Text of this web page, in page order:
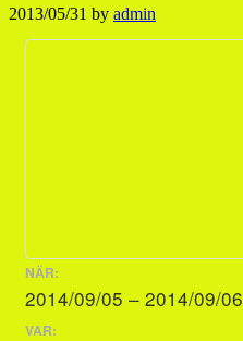
2013/05/31 by admin
NÄR:
2014/09/05 – 2014/09/06
VAR: